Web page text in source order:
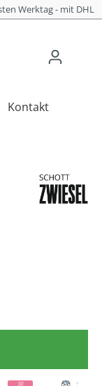
Werktag - mit DHL
Kontakt